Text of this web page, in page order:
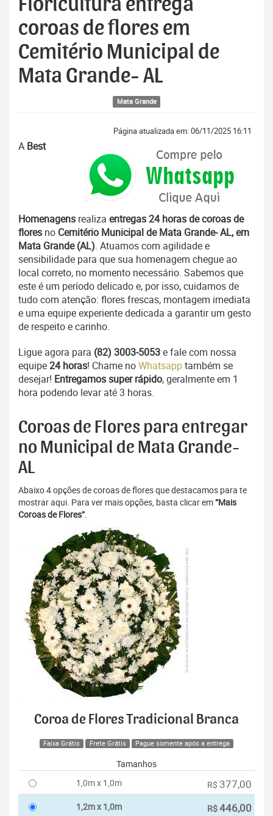
Floricultura entrega
coroas de flores em
Cemitério Municipal de
Mata Grande- AL
Mata Grande
Página atualizada em: 06/11/2025 16:11
A Best
Homenagens realiza entregas 24 horas de coroas de
flores no Cemitério Municipal de Mata Grande- AL, em
Mata Grande (AL). Atuamos com agilidade e
sensibilidade para que sua homenagem chegue ao
local correto, no momento necessário. Sabemos que
este é um período delicado e, por isso, cuidamos de
tudo com atenção: flores frescas, montagem imediata
e uma equipe experiente dedicada a garantir um gesto
de respeito e carinho.
Ligue agora para (82) 3003-5053e fale com nossa
equipe24 horas! Chame noWhatsapptambém se
desejar! Entregamos super rápido, geralmente em 1
hora podendo levar até 3 horas.
Coroas de Flores para entregar
no Municipal de Mata Grande-
AL
Abaixo 4 opções de coroas de flores que destacamos para te
mostrar aqui. Para ver mais opções, basta clicar em“Mais
Coroas de Flores”.
Coroa de Flores Tradicional Branca
Faixa Grátis Frete Grátis Pague somente após a entrega
Tamanhos
1,0m x 1,0m
R$ 377,00
1,2m x 1,0m R$446,00